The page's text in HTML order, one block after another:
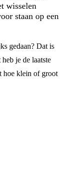
wisselen
staan op een
gedaan? Dat is
je de laatste
hoe klein of groot